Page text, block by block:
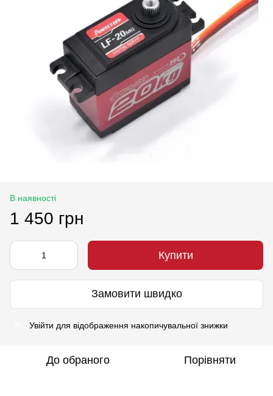
В наявності
1 450 грн
Купити
Замовити швидко
Увійти для відображення накопичувальної знижки
До обраного Порівняти